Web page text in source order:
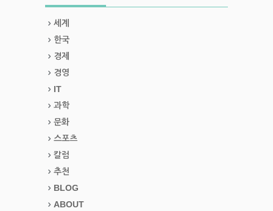
세계
한국
경제
경영
IT
과학
문화
스포츠
칼럼
추천
BLOG
ABOUT